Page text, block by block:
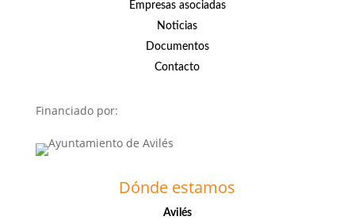
Empresas asociadas
Noticias
Documentos
Contacto
Financiado por:
Dónde estamos
Avilés